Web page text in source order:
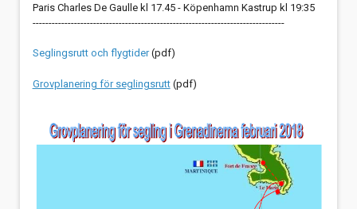
Paris Charles De Gaulle kl 17.45 - Köpenhamn Kastrup kl 19:35
-------------------------------------------------------------------------------
Seglingsrutt och flygtider(pdf)
Grovplanering för seglingsrutt(pdf)